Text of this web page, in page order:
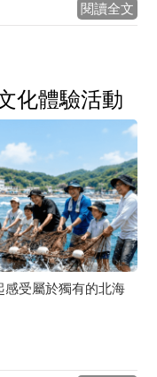
閱讀全文
化體驗活動
感受屬於獨有的北海